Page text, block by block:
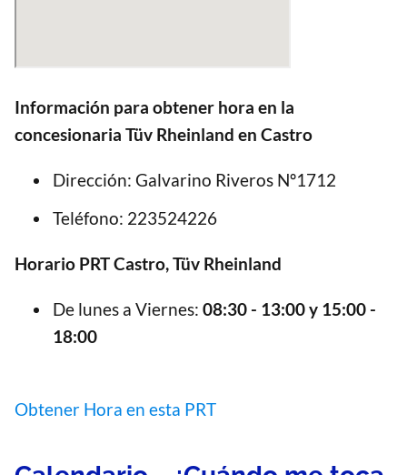
Información para obtener hora en la
concesionaria Tüv Rheinland en Castro
Dirección: Galvarino Riveros Nº1712
Teléfono: 223524226
Horario PRT Castro, Tüv Rheinland
De lunes a Viernes: 08:30 - 13:00 y 15:00 -
18:00
Obtener Hora en esta PRT